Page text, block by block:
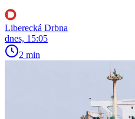
Liberecká Drbna
dnes, 15:05
2 min